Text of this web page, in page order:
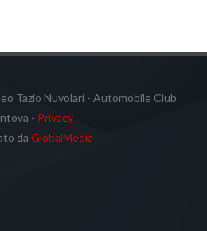
Tazio Nuvolari - Automobile Club
- Privacy
da GlobalMedia